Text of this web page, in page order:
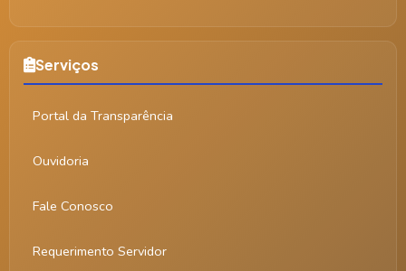
Serviços
Portal da Transparência
Ouvidoria
Fale Conosco
Requerimento Servidor